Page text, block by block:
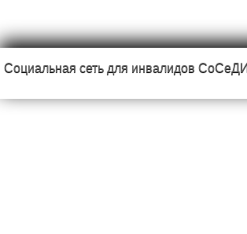
Социальная сеть для инвалидов